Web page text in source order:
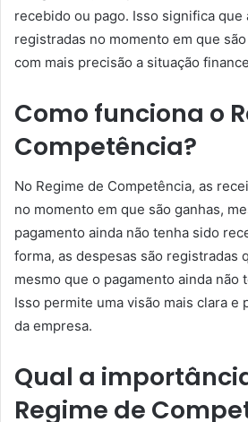
recebido ou pago. Isso significa que
registradas no momento em que
com mais precisão a situação
Como funciona o
Competência?
No Regime de Competência, as
no momento em que são ganhas,
pagamento ainda não tenha sido
forma, as despesas são registradas
mesmo que o pagamento ainda não
Isso permite uma visão mais clara e
da empresa.
Qual a
Regime de